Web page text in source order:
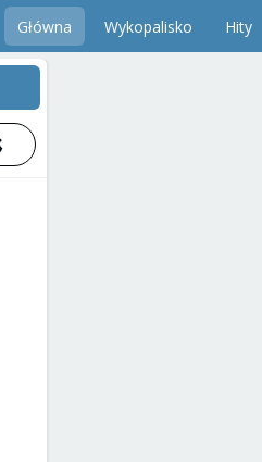
Główna Wykopalisko Hity